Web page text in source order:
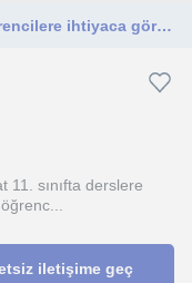
Lisenin bütün sınıf seviyelerinden öğrencilere ihtiyaca göre yazılı sınavlar için ya da YKS sınavı için ders anlatmaya uygunum.
11. sınıfta derslere
iletişime geç